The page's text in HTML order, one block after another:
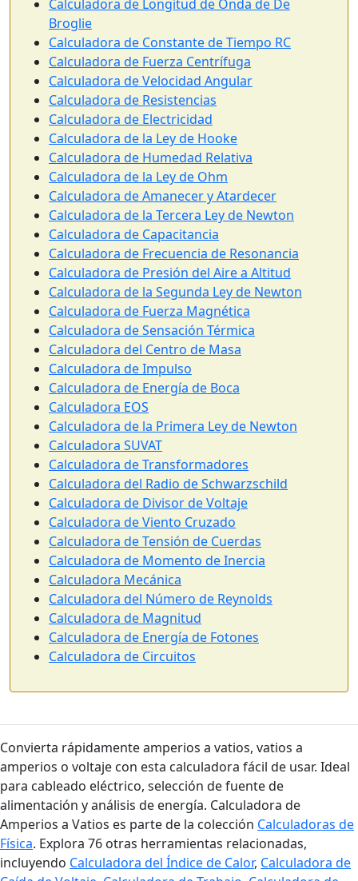
Calculadora de Longitud de Onda de De
Broglie
Calculadora de Constante de Tiempo RC
Calculadora de Fuerza Centrífuga
Calculadora de Velocidad Angular
Calculadora de Resistencias
Calculadora de Electricidad
Calculadora de la Ley de Hooke
Calculadora de Humedad Relativa
Calculadora de la Ley de Ohm
Calculadora de Amanecer y Atardecer
Calculadora de la Tercera Ley de Newton
Calculadora de Capacitancia
Calculadora de Frecuencia de Resonancia
Calculadora de Presión del Aire a Altitud
Calculadora de la Segunda Ley de Newton
Calculadora de Fuerza Magnética
Calculadora de Sensación Térmica
Calculadora del Centro de Masa
Calculadora de Impulso
Calculadora de Energía de Boca
Calculadora EOS
Calculadora de la Primera Ley de Newton
Calculadora SUVAT
Calculadora de Transformadores
Calculadora del Radio de Schwarzschild
Calculadora de Divisor de Voltaje
Calculadora de Viento Cruzado
Calculadora de Tensión de Cuerdas
Calculadora de Momento de Inercia
Calculadora Mecánica
Calculadora del Número de Reynolds
Calculadora de Magnitud
Calculadora de Energía de Fotones
Calculadora de Circuitos
Convierta rápidamente amperios a vatios, vatios a
amperios o voltaje con esta calculadora fácil de usar. Ideal
para cableado eléctrico, selección de fuente de
alimentación y análisis de energía. Calculadora de
Amperios a Vatios es parte de la colección Calculadoras de
Física. Explora 76 otras herramientas relacionadas,
incluyendo Calculadora del Índice de Calor, Calculadora de